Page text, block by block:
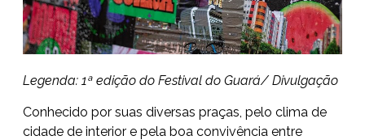
Legenda: 1ª edição do Festival do Guará/ Divulgação
Conhecido por suas diversas praças, pelo clima de
cidade de interior e pela boa convivência entre